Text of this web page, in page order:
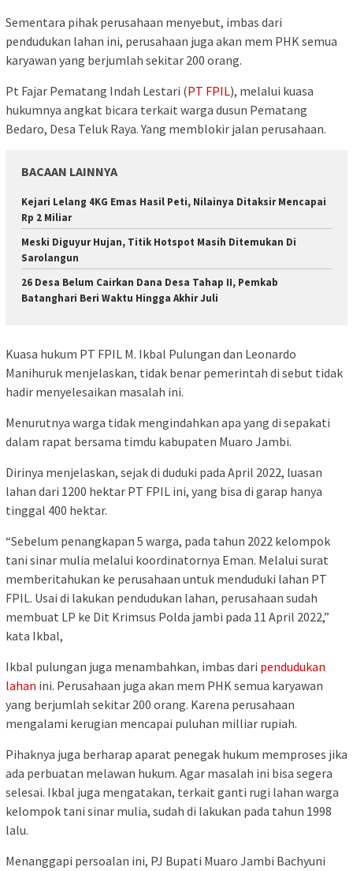
Sementara pihak perusahaan menyebut, imbas dari
pendudukan lahan ini, perusahaan juga akan mem PHK semua
karyawan yang berjumlah sekitar 200 orang.
Pt Fajar Pematang Indah Lestari (PT FPIL), melalui kuasa
hukumnya angkat bicara terkait warga dusun Pematang
Bedaro, Desa Teluk Raya. Yang memblokir jalan perusahaan.
BACAAN LAINNYA
Kejari Lelang 4KG Emas Hasil Peti, Nilainya Ditaksir Mencapai
Rp 2 Miliar
Meski Diguyur Hujan, Titik Hotspot Masih Ditemukan Di
Sarolangun
26 Desa Belum Cairkan Dana Desa Tahap II, Pemkab
Batanghari Beri Waktu Hingga Akhir Juli
Kuasa hukum PT FPIL M. Ikbal Pulungan dan Leonardo
Manihuruk menjelaskan, tidak benar pemerintah di sebut tidak
hadir menyelesaikan masalah ini.
Menurutnya warga tidak mengindahkan apa yang di sepakati
dalam rapat bersama timdu kabupaten Muaro Jambi.
Dirinya menjelaskan, sejak di duduki pada April 2022, luasan
lahan dari 1200 hektar PT FPIL ini, yang bisa di garap hanya
tinggal 400 hektar.
“Sebelum penangkapan 5 warga, pada tahun 2022 kelompok
tani sinar mulia melalui koordinatornya Eman. Melalui surat
memberitahukan ke perusahaan untuk menduduki lahan PT
FPIL. Usai di lakukan pendudukan lahan, perusahaan sudah
membuat LP ke Dit Krimsus Polda jambi pada 11 April 2022,”
kata Ikbal,
Ikbal pulungan juga menambahkan, imbas dari pendudukan
lahan ini. Perusahaan juga akan mem PHK semua karyawan
yang berjumlah sekitar 200 orang. Karena perusahaan
mengalami kerugian mencapai puluhan milliar rupiah.
Pihaknya juga berharap aparat penegak hukum memproses jika
ada perbuatan melawan hukum. Agar masalah ini bisa segera
selesai. Ikbal juga mengatakan, terkait ganti rugi lahan warga
kelompok tani sinar mulia, sudah di lakukan pada tahun 1998
lalu.
Menanggapi persoalan ini, PJ Bupati Muaro Jambi Bachyuni